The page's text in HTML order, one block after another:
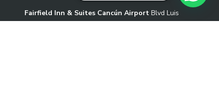
Fairfield Inn & Suites Cancún Airport Blvd Luis